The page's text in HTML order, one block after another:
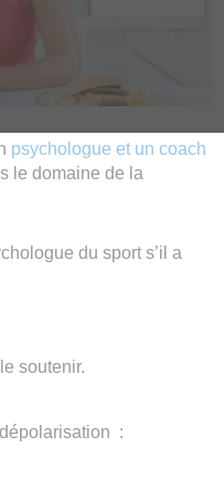
psychologue et un coach
le domaine de la
du sport s’il a
soutenir.
dépolarisation :